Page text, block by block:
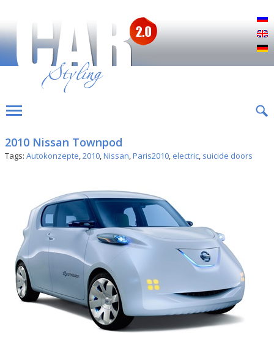
2010 Nissan Townpod
Tags: Autokonzepte,2010,Nissan,Paris2010, electric, suicide doors